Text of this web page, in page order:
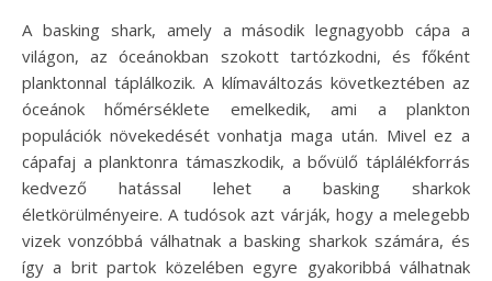
A basking shark, amely a második legnagyobb cápa a
világon, az óceánokban szokott tartózkodni, és főként
planktonnal táplálkozik. A klímaváltozás következtében az
óceánok hőmérséklete emelkedik, ami a plankton
populációk növekedését vonhatja maga után. Mivel ez a
cápafaj a planktonra támaszkodik, a bővülő táplálékforrás
kedvező hatással lehet a basking sharkok
életkörülményeire. A tudósok azt várják, hogy a melegebb
vizek vonzóbbá válhatnak a basking sharkok számára, és
így a brit partok közelében egyre gyakoribbá válhatnak